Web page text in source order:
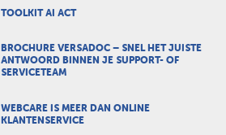
TOOLKIT AI ACT
BROCHURE VERSADOC – SNEL HET JUISTE
ANTWOORD BINNEN JE SUPPORT- OF
SERVICETEAM
WEBCARE IS MEER DAN ONLINE
KLANTENSERVICE